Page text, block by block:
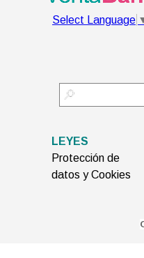
LEYES
Protección de
datos y Cookies
Select Language